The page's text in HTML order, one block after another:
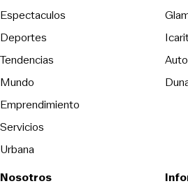
Espectaculos
Deportes
Tendencias
Mundo
Emprendimiento
Servicios
Urbana
Nosotros